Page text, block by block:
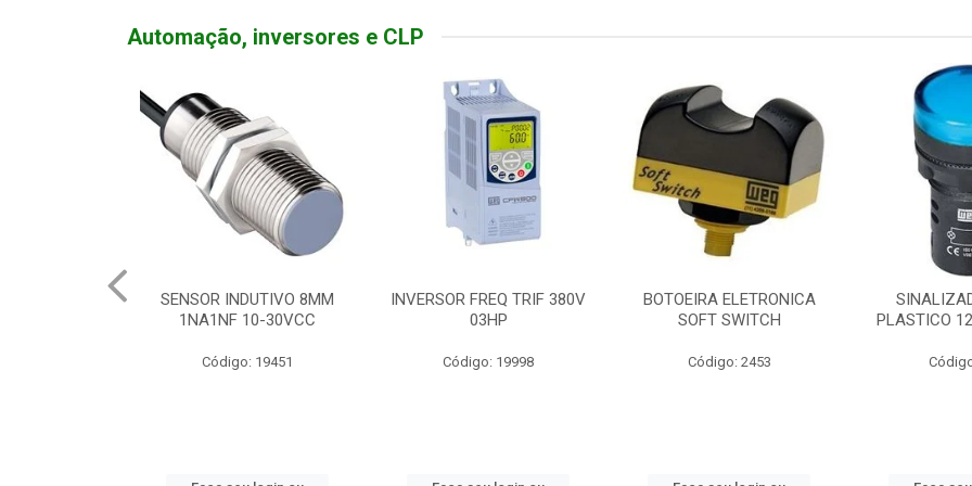
Automação, inversores e CLP
INVERSOR FREQ TRIF 380V
03HP
Código: 19998
BOTOEIRA ELETRONICA
SOFT SWITCH
Código: 2453
SINALIZADOR 22MM
PLASTICO 12V AC/DC AZ
Código: 6154
CONTATOR
1NANF